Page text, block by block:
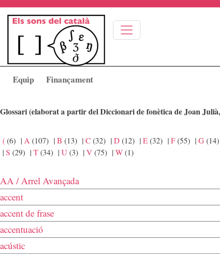
Vés al contingut
Equip Finançament
Glossari
((6) | A (107) |B (13) |C (32) |D (12) |E(32) |F(55) |G(14)
|S (29) |T(34) |U (3) |V (75) |W(1)
AA / Arrel Avançada
accent
accent de frase
accentuació
acústic